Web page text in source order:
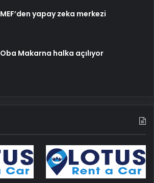
MEF’den yapay zeka merkezi
Oba Makarna halka açılıyor